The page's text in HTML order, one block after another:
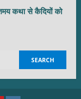
कथा से कैदियों को